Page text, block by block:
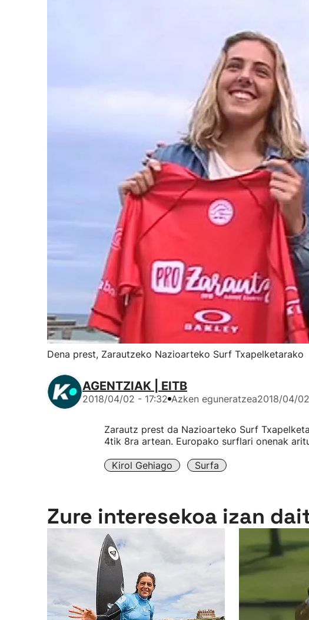
Dena prest, Zarautzeko Nazioarteko Surf Txapelketarako
AGENTZIAK | EITB
2018/04/02 - 17:32 Azken eguneratzea2018/04/
Zarautz prest da Nazioarteko Surf
4tik 8ra artean. Europako surflari onenak
Kirol Gehiago Surfa
Zure interesekoa izan